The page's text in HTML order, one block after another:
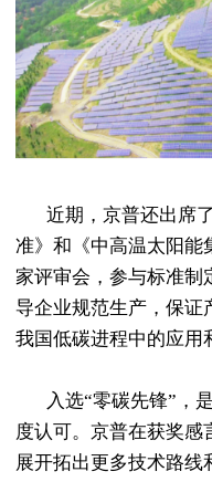
近期，京普还出席了
准》和《中高温太阳能
家评审会，参与标准制
导企业规范生产，保证
我国低碳进程中的应用
入选“零碳先锋”，是
度认可。京普在获奖
展开拓出更多技术路线